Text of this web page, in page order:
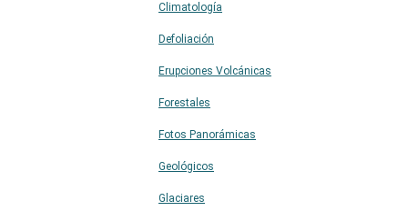
Climatología
Defoliación
Erupciones Volcánicas
Forestales
Fotos Panorámicas
Geológicos
Glaciares